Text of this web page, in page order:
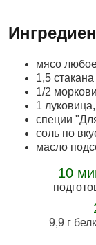
мясо
1,5
1/2
1 луковица,
специи
соль по
масло
10
9,9 г